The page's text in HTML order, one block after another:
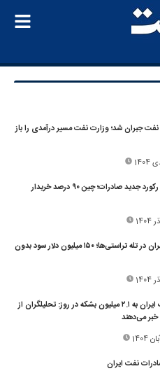
جبران شد؛ وزارت نفت مسیر درآمدی را باز
نفت ایران، رکورد جدید صادرات؛ چین ۹۰ درصد خریدار
پول نفت ایران در تله تراستی‌ها؛ ۱۵۰ میلیون دلار سود بدون
فروش نفت ایران به ۲.۱ میلیون بشکه در روز: تحلیلگران از
خبر می‌دهند
نفت ایران